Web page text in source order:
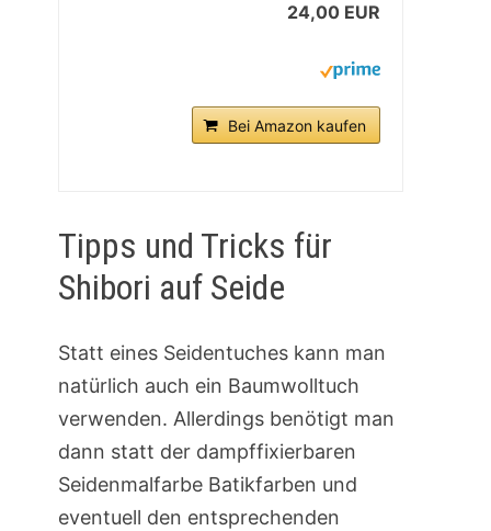
24,00 EUR
Bei Amazon kaufen
Tipps und Tricks für
Shibori auf Seide
Statt eines Seidentuches kann man
natürlich auch ein Baumwolltuch
verwenden. Allerdings benötigt man
dann statt der dampffixierbaren
Seidenmalfarbe Batikfarben und
eventuell den entsprechenden